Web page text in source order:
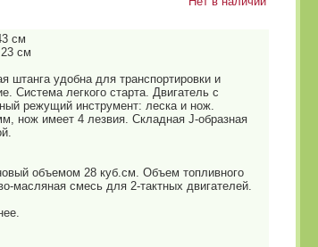
см
см
штанга удобна для транспортировки и
Система легкого старта. Двигатель с
режущий инструмент: леска и нож.
нож имеет 4 лезвия. Складная J-образная
объемом 28 куб.см. Объем топливного
масляная смесь для 2-тактных двигателей.